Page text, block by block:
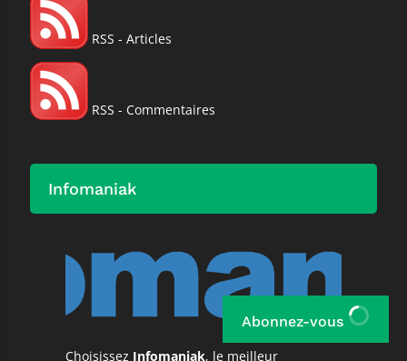
RSS - Articles
RSS - Commentaires
Infomaniak
Choisissez Infomaniak, le meilleur
Abonnez-vous